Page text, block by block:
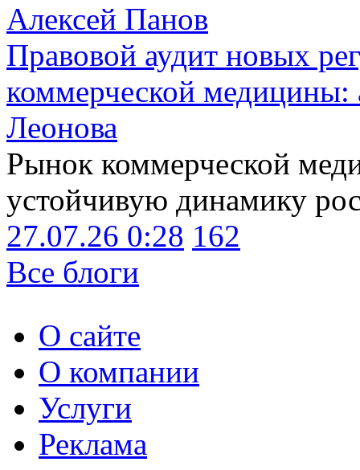
Алексей Панов
Правовой аудит новых
коммерческой медицины:
Леонова
Рынок коммерческой
устойчивую динамику
27.07.26 0:28 162
Все блоги
О сайте
О компании
Услуги
Реклама